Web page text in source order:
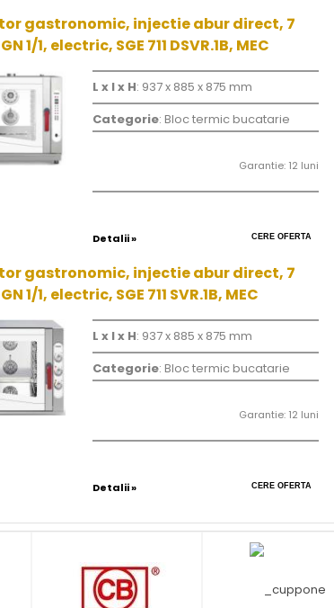
gastronomic, injectie abur direct, 7
1/1, electric, SGE 711 DSVR.1B, MEC
L x l x H: 937 x 885 x 875 mm
Categorie: Bloc termic bucatarie
Garantie: 12 luni
Detalii » CERE OFERTA
gastronomic, injectie abur direct, 7
1/1, electric, SGE 711 SVR.1B, MEC
L x l x H: 937 x 885 x 875 mm
Categorie: Bloc termic bucatarie
Garantie: 12 luni
Detalii » CERE OFERTA